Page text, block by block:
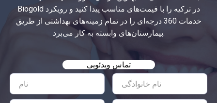
Biogold در ترکیه را با قیمت‌های مناسب پیدا کنید و رویکرد
خدمات 360 درجه‌ای را در تمام زمینه‌های بهداشتی از طریق
بیمارستان‌های وابسته به کار می‌برد.
تماس ویدئویی